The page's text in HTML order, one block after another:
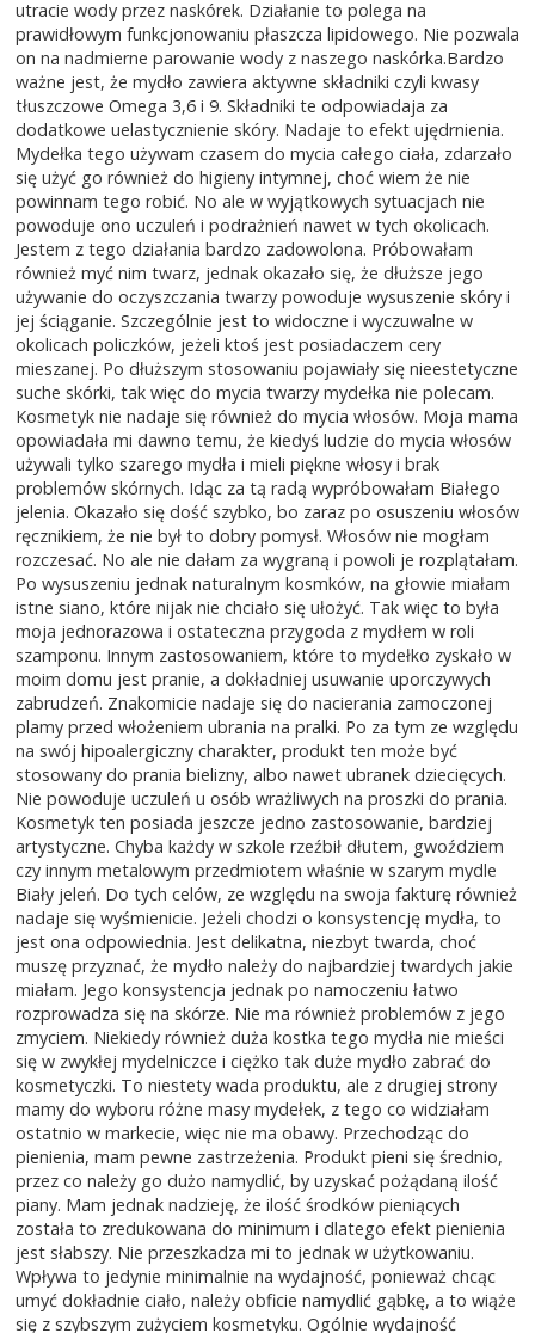
utracie wody przez naskórek. Działanie to polega na
prawidłowym funkcjonowaniu płaszcza lipidowego. Nie pozwala
on na nadmierne parowanie wody z naszego naskórka.Bardzo
ważne jest, że mydło zawiera aktywne składniki czyli kwasy
tłuszczowe Omega 3,6 i 9. Składniki te odpowiadaja za
dodatkowe uelastycznienie skóry. Nadaje to efekt ujędrnienia.
Mydełka tego używam czasem do mycia całego ciała, zdarzało
się użyć go również do higieny intymnej, choć wiem że nie
powinnam tego robić. No ale w wyjątkowych sytuacjach nie
powoduje ono uczuleń i podrażnień nawet w tych okolicach.
Jestem z tego działania bardzo zadowolona. Próbowałam
również myć nim twarz, jednak okazało się, że dłuższe jego
używanie do oczyszczania twarzy powoduje wysuszenie skóry i
jej ściąganie. Szczególnie jest to widoczne i wyczuwalne w
okolicach policzków, jeżeli ktoś jest posiadaczem cery
mieszanej. Po dłuższym stosowaniu pojawiały się nieestetyczne
suche skórki, tak więc do mycia twarzy mydełka nie polecam.
Kosmetyk nie nadaje się również do mycia włosów. Moja mama
opowiadała mi dawno temu, że kiedyś ludzie do mycia włosów
używali tylko szarego mydła i mieli piękne włosy i brak
problemów skórnych. Idąc za tą radą wypróbowałam Białego
jelenia. Okazało się dość szybko, bo zaraz po osuszeniu włosów
ręcznikiem, że nie był to dobry pomysł. Włosów nie mogłam
rozczesać. No ale nie dałam za wygraną i powoli je rozplątałam.
Po wysuszeniu jednak naturalnym kosmków, na głowie miałam
istne siano, które nijak nie chciało się ułożyć. Tak więc to była
moja jednorazowa i ostateczna przygoda z mydłem w roli
szamponu. Innym zastosowaniem, które to mydełko zyskało w
moim domu jest pranie, a dokładniej usuwanie uporczywych
zabrudzeń. Znakomicie nadaje się do nacierania zamoczonej
plamy przed włożeniem ubrania na pralki. Po za tym ze względu
na swój hipoalergiczny charakter, produkt ten może być
stosowany do prania bielizny, albo nawet ubranek dziecięcych.
Nie powoduje uczuleń u osób wrażliwych na proszki do prania.
Kosmetyk ten posiada jeszcze jedno zastosowanie, bardziej
artystyczne. Chyba każdy w szkole rzeźbił dłutem, gwoździem
czy innym metalowym przedmiotem właśnie w szarym mydle
Biały jeleń. Do tych celów, ze względu na swoja fakturę również
nadaje się wyśmienicie. Jeżeli chodzi o konsystencję mydła, to
jest ona odpowiednia. Jest delikatna, niezbyt twarda, choć
muszę przyznać, że mydło należy do najbardziej twardych jakie
miałam. Jego konsystencja jednak po namoczeniu łatwo
rozprowadza się na skórze. Nie ma również problemów z jego
zmyciem. Niekiedy również duża kostka tego mydła nie mieści
się w zwykłej mydelniczce i ciężko tak duże mydło zabrać do
kosmetyczki. To niestety wada produktu, ale z drugiej strony
mamy do wyboru różne masy mydełek, z tego co widziałam
ostatnio w markecie, więc nie ma obawy. Przechodząc do
pienienia, mam pewne zastrzeżenia. Produkt pieni się średnio,
przez co należy go dużo namydlić, by uzyskać pożądaną ilość
piany. Mam jednak nadzieję, że ilość środków pieniących
została to zredukowana do minimum i dlatego efekt pienienia
jest słabszy. Nie przeszkadza mi to jednak w użytkowaniu.
Wpływa to jedynie minimalnie na wydajność, ponieważ chcąc
umyć dokładnie ciało, należy obficie namydlić gąbkę, a to wiąże
się z szybszym zużyciem kosmetyku. Ogólnie wydajność